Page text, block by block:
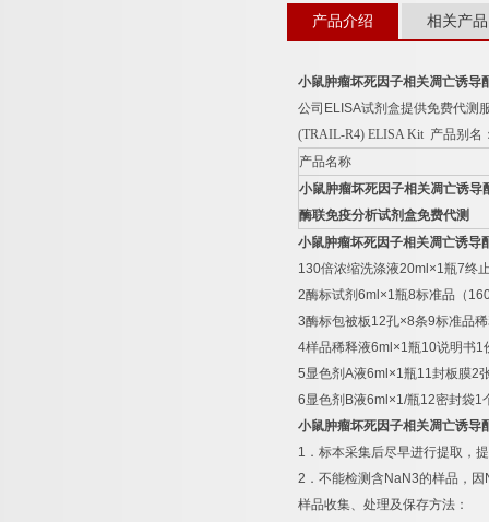
产品介绍 相关产品
小鼠肿瘤坏死因子相关凋亡诱导
公司 ELISA试剂盒提供免费代测
(TRAIL-R4) ELISA Kit 产品别名
产品名称
小鼠肿瘤坏死因子相关凋亡诱导
酶联免疫分析试剂盒免费代测
小鼠肿瘤坏死因子相关凋亡诱导
130倍浓缩洗涤液20ml×1瓶7终
2酶标试剂 6ml×1瓶8标准品（
3酶标包被板12孔×8条9标准品
4样品稀释液6ml×1瓶10说明书1
5显色剂 A液6ml×1瓶11封板膜2
6显色剂 B液6ml×1/瓶12密封袋1
小鼠肿瘤坏死因子相关凋亡诱导
1 ．标本采集后尽早进行提取，
2 ．不能检测含 NaN3的样品，因
样品收集、处理及保存方法：